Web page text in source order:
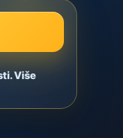
Više